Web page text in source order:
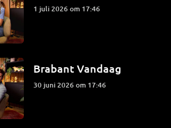
1 juli 2026 om 17:46
Brabant Vandaag
30 juni 2026 om 17:46